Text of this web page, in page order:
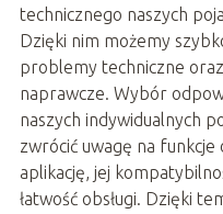
technicznego naszych
Dzięki nim możemy
problemy techniczne
naprawcze. Wybór
naszych indywidualnych
zwrócić uwagę na
aplikację, jej
łatwość obsługi. Dzięki